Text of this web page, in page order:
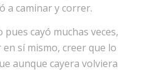
a caminar y correr.
cayó muchas veces,
sí mismo, creer que lo
aunque cayera volviera